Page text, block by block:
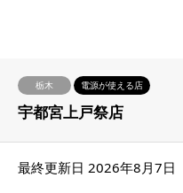
栃木 電源が使える店
宇都宮上戸祭店
最終更新日 2026年8月7日